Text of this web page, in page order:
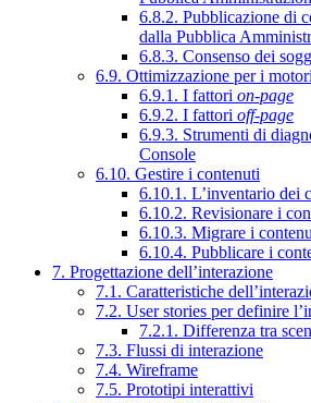
6.8.2. Pubblicazione di
dalla Pubblica
6.8.3. Consenso dei
6.9. Ottimizzazione per i
6.9.1. I fattori on-page
6.9.2. I fattori off-page
6.9.3. Strumenti di
Console
6.10. Gestire i contenuti
6.10.1. L’inventario dei
6.10.2. Revisionare i
6.10.3. Migrare i
6.10.4. Pubblicare i
7. Progettazione dell’interazione
7.1. Caratteristiche
7.2. User stories per definire
7.2.1. Differenza tra
7.3. Flussi di interazione
7.4. Wireframe
7.5. Prototipi interattivi